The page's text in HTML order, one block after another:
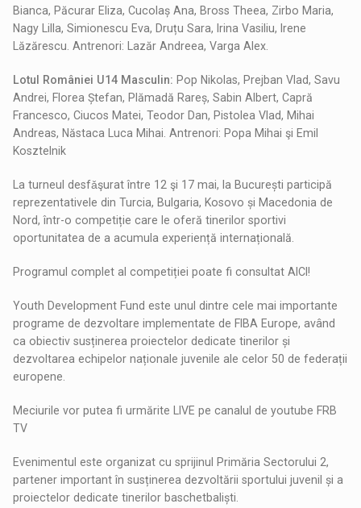
Bianca, Păcurar Eliza, Cucolaș Ana, Bross Theea, Zirbo Maria,
Nagy Lilla, Simionescu Eva, Druțu Sara, Irina Vasiliu, Irene
Lăzărescu. Antrenori: Lazăr Andreea, Varga Alex.
Lotul României U14 Masculin:Pop Nikolas, Prejban Vlad, Savu
Andrei, Florea Ștefan, Plămadă Rareș, Sabin Albert, Capră
Francesco, Ciucos Matei, Teodor Dan, Pistolea Vlad, Mihai
Andreas, Năstaca Luca Mihai. Antrenori: Popa Mihai şi Emil
Kosztelnik
La turneul desfǎşurat între 12 şi 17 mai, la București participă
reprezentativele din Turcia, Bulgaria, Kosovo și Macedonia de
Nord, într-o competiție care le oferă tinerilor sportivi
oportunitatea de a acumula experiență internațională.
Programul complet al competiției poate fi consultat AICI!
Youth Development Fund este unul dintre cele mai importante
programe de dezvoltare implementate de FIBA Europe, având
ca obiectiv susținerea proiectelor dedicate tinerilor și
dezvoltarea echipelor naționale juvenile ale celor 50 de federații
europene.
Meciurile vor putea fi urmărite LIVE pe canalul de youtube FRB
TV
Evenimentul este organizat cu sprijinul Primăria Sectorului 2,
partener important în susținerea dezvoltării sportului juvenil și a
proiectelor dedicate tinerilor baschetbaliști.